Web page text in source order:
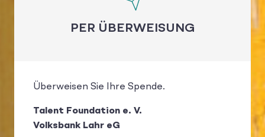
PER ÜBERWEISUNG
Überweisen Sie Ihre Spende.
Talent Foundation e. V.
Volksbank Lahr eG